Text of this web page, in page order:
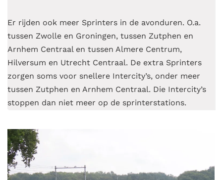
Er rijden ook meer Sprinters in de avonduren. O.a.
tussen Zwolle en Groningen, tussen Zutphen en
Arnhem Centraal en tussen Almere Centrum,
Hilversum en Utrecht Centraal. De extra Sprinters
zorgen soms voor snellere Intercity’s, onder meer
tussen Zutphen en Arnhem Centraal. Die Intercity’s
stoppen dan niet meer op de sprinterstations.